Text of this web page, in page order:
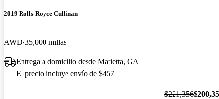
2019 Rolls-Royce Cullinan
AWD 35,000 millas
Entrega a domicilio desde Marietta, GA
El precio incluye envío de $457
$221,356